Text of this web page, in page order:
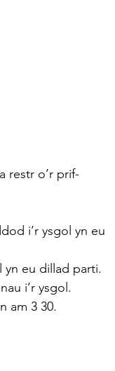
restr o’r prif-
i’r ysgol yn eu
yn eu dillad parti.
i’r ysgol.
am 3 30.